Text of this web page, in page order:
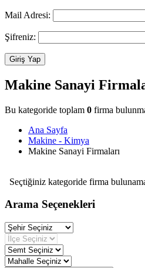
Mail Adresi:
Şifreniz:
Makine Sanayi
Bu kategoride toplam 0 firma
Ana Sayfa
Makine - Kimya
Makine Sanayi Firmaları
Seçtiğiniz kategoride firma
Arama Seçenekleri